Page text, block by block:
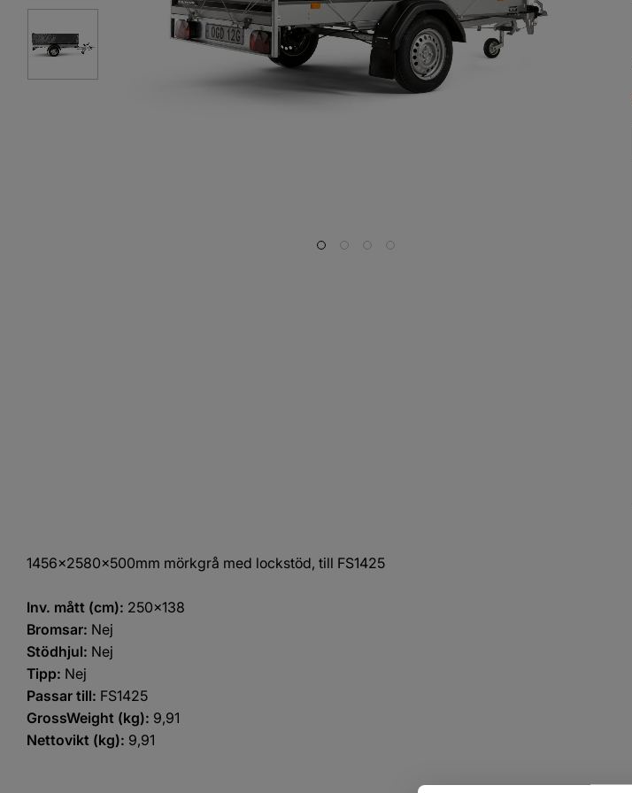
1456x2580x500mm mörkgrå med lockstöd, till FS1425
Inv. mått (cm): 250x138
Bromsar: Nej
Stödhjul: Nej
Tipp: Nej
Passar till: FS1425
GrossWeight (kg): 9,91
Nettovikt (kg): 9,91